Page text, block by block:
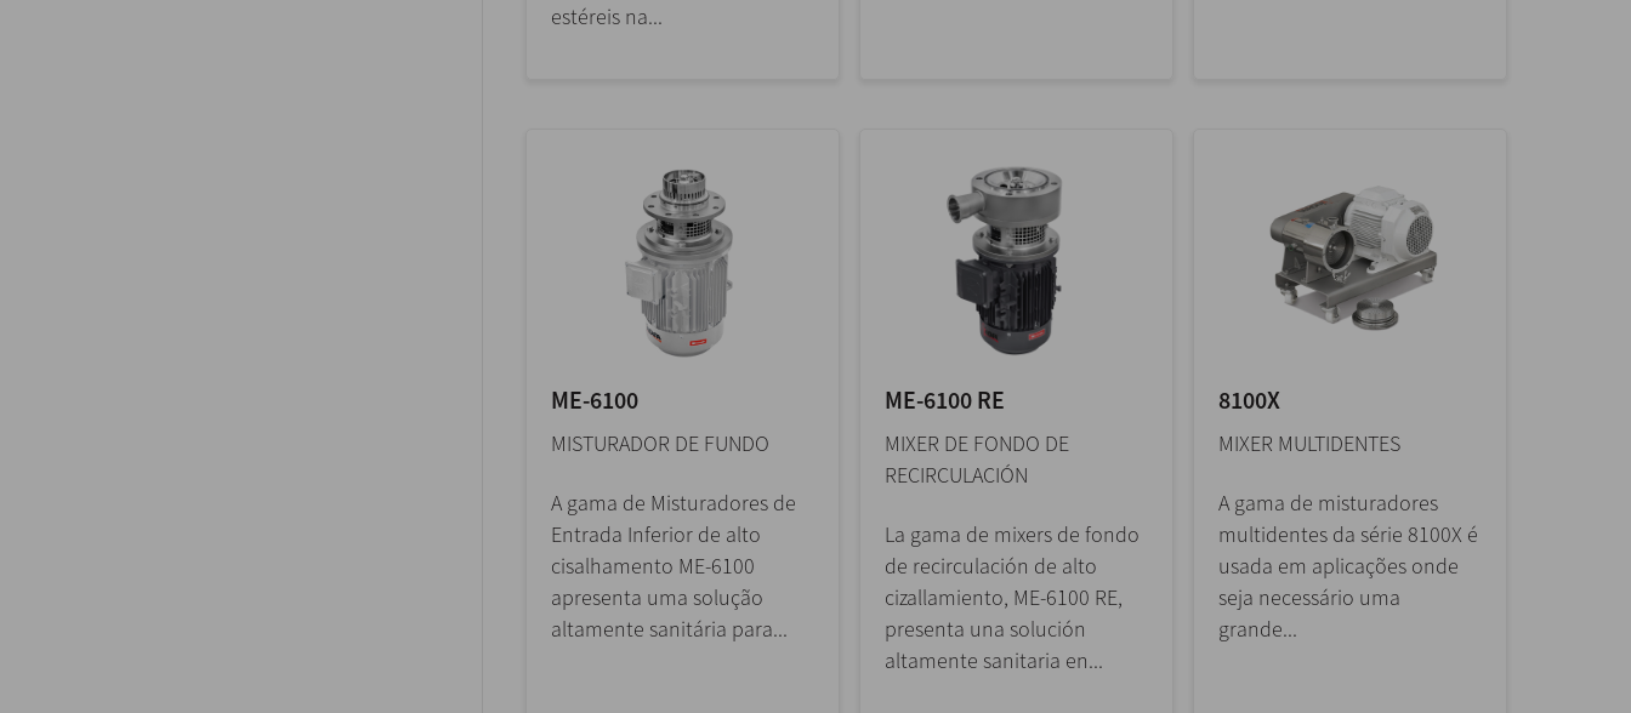
estéreis na...
ME-6100
MISTURADOR DE FUNDO
A gama de Misturadores de
Entrada Inferior de alto
cisalhamento ME-6100
apresenta uma solução
altamente sanitária para...
ME-6100 RE
MIXER DE FONDO DE
RECIRCULACIÓN
La gama de mixers de fondo
de recirculación de alto
cizallamiento, ME-6100 RE,
presenta una solución
altamente sanitaria en...
8100X
MIXER MULTIDENTES
A gama de misturadores
multidentes da série 8100X é
usada em aplicações onde
seja necessário uma
grande...